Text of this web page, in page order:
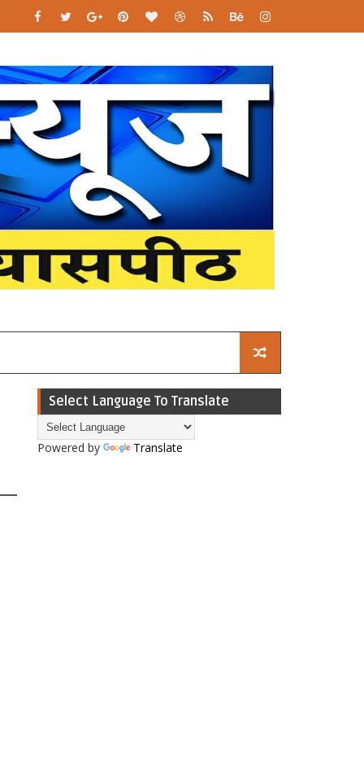
Select Language To Translate
Powered by Translate